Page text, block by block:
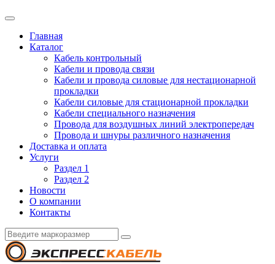
Главная
Каталог
Кабель контрольный
Кабели и провода связи
Кабели и провода силовые для нестационарной
прокладки
Кабели силовые для стационарной прокладки
Кабели специального назначения
Провода для воздушных линий электропередач
Провода и шнуры различного назначения
Доставка и оплата
Услуги
Раздел 1
Раздел 2
Новости
О компании
Контакты